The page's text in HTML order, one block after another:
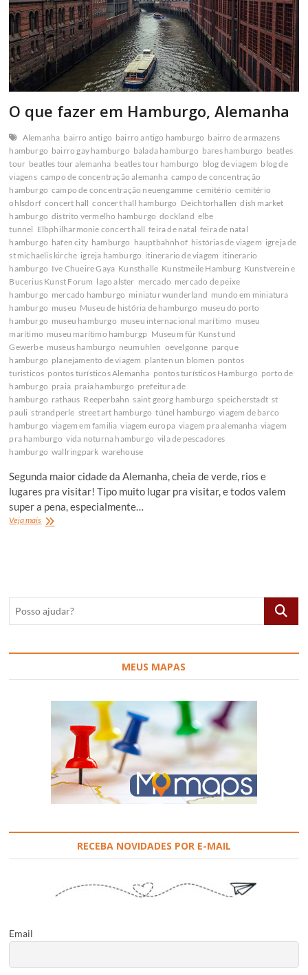
O que fazer em Hamburgo, Alemanha
Alemanha bairro antigo bairro antigo hamburgo bairro de armazens
hamburgo bairro gay hamburgo balada hamburgo bares hamburgo beatles
tour beatles tour alemanha beatles tour hamburgo blog de viagem blog de
viagens campo de concentração alemanha campo de concentração
hamburgo campo de concentração neuengamme cemitério cemitério
ohlsdorf concert hall concert hall hamburgo Deichtorhallen dish market
hamburgo distrito vermelho hamburgo dockland elbe
tunnel Elbphilharmonie concert hall feira de natal feira de natal
hamburgo hafen city hamburgo hauptbahnhof histórias de viagem igreja de
st michaelis kirche igreja hamburgo itinerario de viagem itinerario
hamburgo Ive Chueire Gaya Kunsthalle Kunstmeile Hamburg Kunstverein e
Bucerius Kunst Forum lago alster mercado mercado de peixe
hamburgo mercado hamburgo miniatur wunderland mundo em miniatura
hamburgo museu Museu de história de hamburgo museu do porto
hamburgo museu hamburgo museu internacional marítimo museu
marítimo museu marítimo hamburgp Museum für Kunst und
Gewerbe museus hamburgo neumuhlen oevelgonne parque
hamburgo planejamento de viagem planten un blomen pontos
turisticos pontos turísticos Alemanha pontos turísticos Hamburgo porto de
hamburgo praia praia hamburgo prefeitura de
hamburgo rathaus Reeperbahn saint georg hamburgo speicherstadt st
pauli strandperle street art hamburgo túnel hamburgo viagem de barco
hamburgo viagem em familia viagem europa viagem pra alemanha viagem
pra hamburgo vida noturna hamburgo vila de pescadores
hamburgo wallringpark warehouse
Segunda maior cidade da Alemanha, cheia de verde, rios e
lugares pra visitar! Tipo muito lugar pra visitar, e todos valem
super a pena, especialmente…
Veja maisO
Posso
ajudar?
MEUS MAPAS
RECEBA NOVIDADES POR E-MAIL
Email